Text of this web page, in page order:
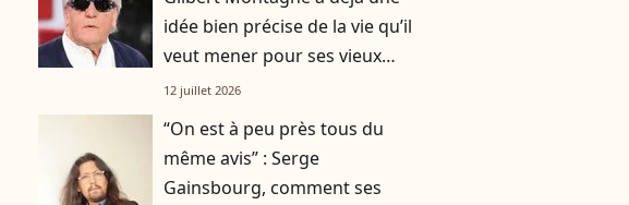
idée bien précise de la vie qu’il
veut mener pour ses vieux
jours
12 juillet 2026
“On est à peu près tous du
même avis” : Serge
Gainsbourg, comment ses